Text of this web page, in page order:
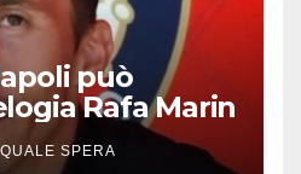
può
Rafa Marin
SPERA